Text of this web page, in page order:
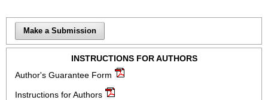
Make a Submission
INSTRUCTIONS FOR AUTHORS
Author's Guarantee Form
Instructions for Authors